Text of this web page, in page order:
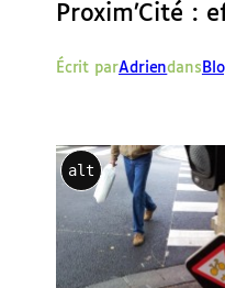
Proxim’Cité :
Écrit parAdriendans
alt